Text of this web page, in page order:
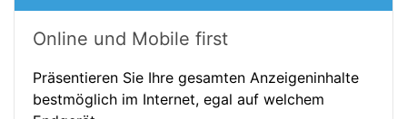
Online und Mobile first
Präsentieren Sie Ihre gesamten Anzeigeninhalte
bestmöglich im Internet, egal auf welchem